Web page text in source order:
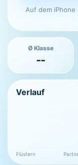
Auf dem
Ø Klasse
--
Verlauf
Flüstern